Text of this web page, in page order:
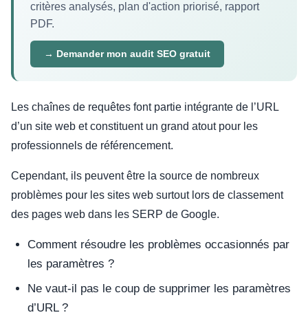
critères analysés, plan d'action priorisé, rapport
PDF.
→ Demander mon audit SEO gratuit
Les chaînes de requêtes font partie intégrante de l’URL
d’un site web et constituent un grand atout pour les
professionnels de référencement.
Cependant, ils peuvent être la source de nombreux
problèmes pour les sites web surtout lors de classement
des pages web dans les SERP de Google.
Comment résoudre les problèmes occasionnés par
les paramètres ?
Ne vaut-il pas le coup de supprimer les paramètres
d’URL ?